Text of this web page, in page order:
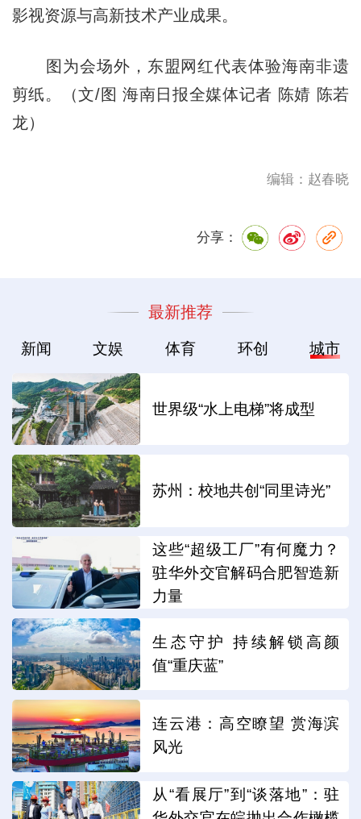
影视资源与高新技术产业成果。
图为会场外，东盟网红代表体验海南非遗
剪纸。（文/图 海南日报全媒体记者 陈婧 陈若
龙）
编辑：赵春晓
分享：
最新推荐
新闻 文娱 体育 环创 城市
世界级“水上电梯”将成型
苏州：校地共创“同里诗光”
这些“超级工厂”有何魔力？
驻华外交官解码合肥智造新
力量
生态守护 持续解锁高颜
值“重庆蓝”
连云港：高空瞭望 赏海滨
风光
从“看展厅”到“谈落地”：驻